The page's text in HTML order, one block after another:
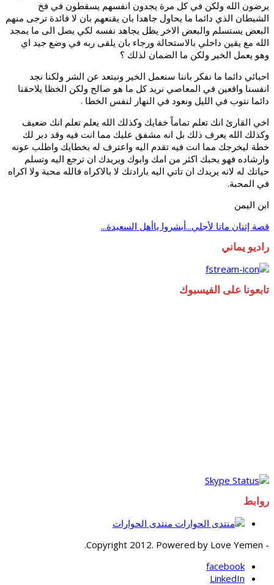
يرضون الله ولكن في كل مرة يجدون انفسهم يسقطون في فخ
الشيطان الذي دائما ما يحاول جاهدا بان يقنعهم بان لا فائدة ترجى منهم
البعض يستسلم والبعض الاخر يظل يجاهد نفسه لكي يصل الى ما يمجد
الله مع يقين داخلي بالاستحالة ورجاء بان يلقى ربه في وضع جيد اي
وهو يعمل الخير ولكن ما الضمان لذلك ؟
احبائي دائما ما نفكر باننا سنعمل الخير ونبتعد عن الشر ولكنا نجد
انفسنا واقعين في المعاصي نريد كل ما هو صالح ولكن الخظا يلاحقنا
دائما نتوب في الليل ونعود في النهار لنفس الخطا .
اخي القارئ انك تعلم تماماً خفايك وكذلك الله يعلم تعلم انك ضعيف
وكذلك الله يعرف ذلك بل انه مشفق عليك مما انت فيه وقد دبر لك
خطة ليخرجك مما انت فيه تقدم اليه واعترف له بخطايك واطلب عونه
وارشاده فهو يحبك اكثر من امك وابوك ويريدك ان ترجع اليه وتسلم
حياتك له لانه يريدك ان تاتي اليه بارادتك لا بالاكراه فالله محبة ولا اكراه
في المحبة.
ابن اليمن
قصة إثنان ماتا لأجلي...أبشروا ياأهل السعيدة...
راديو يماني
تابعونا على الفيسبوك
روابط
منتدى الحوارات
- Copyright 2012. Powered by Love Yemen.
facebook
LinkedIn